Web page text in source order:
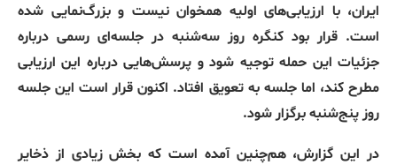
ایران، با ارزیابی‌های اولیه همخوان نیست و بزرگ‌نمایی شده
است. قرار بود کنگره روز سه‌شنبه در جلسه‌ای رسمی درباره
جزئیات این حمله توجیه شود و پرسش‌هایی درباره این ارزیابی
مطرح کند، اما جلسه به تعویق افتاد. اکنون قرار است این جلسه
روز پنج‌شنبه برگزار شود.
در این گزارش، هم‌چنین آمده است که بخش زیادی از ذخایر